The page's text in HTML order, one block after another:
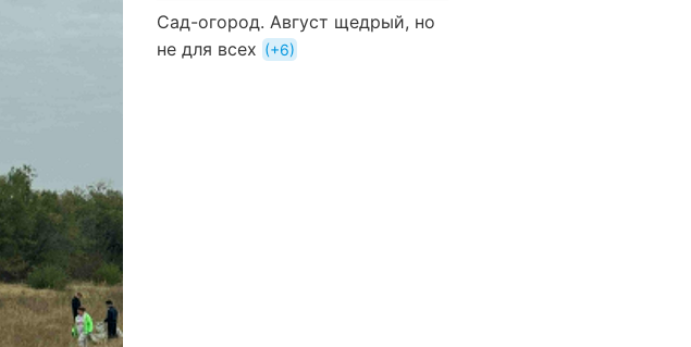
Сад-огород. Август щедрый, но
не для всех
+6